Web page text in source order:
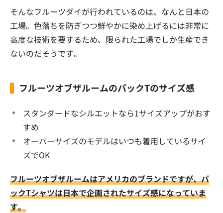
そんなフルーツダイが行われているのは、なんと日本の
工場。色落ちを防ぎつつ鮮やかに染め上げるには非常に
高度な技術を要するため、限られた工場でしか生産でき
ないのだそうです。
フルーツオブザルームのパックTのサイズ感
スタンダードなシルエットなら1サイズアップがおす
すめ
オーバーサイズのモデルはいつも着用しているサイ
ズでOK
フルーツオブザルームはアメリカのブランドですが、パ
ックTシャツは日本で企画されたサイズ感になっていま
す。